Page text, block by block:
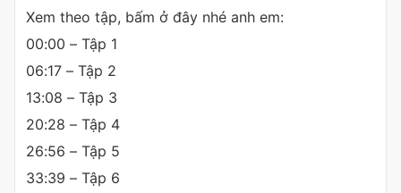
Xem theo tập, bấm ở đây nhé anh em:
00:00 – Tập 1
06:17 – Tập 2
13:08 – Tập 3
20:28 – Tập 4
26:56 – Tập 5
33:39 – Tập 6